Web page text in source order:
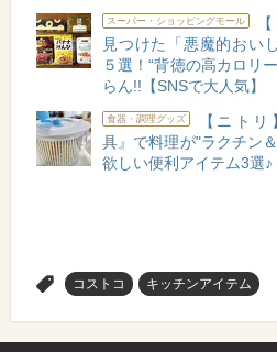
スーパー・ショッピングモール
見つけた「悪魔的おい
５選！“背徳の高カロリ
らん!!【SNSで大人気】
食器・調理グッズ
【ニト
具』で料理が"ラクチン
欲しい便利アイテム3選♪
コストコ キッチンアイテム